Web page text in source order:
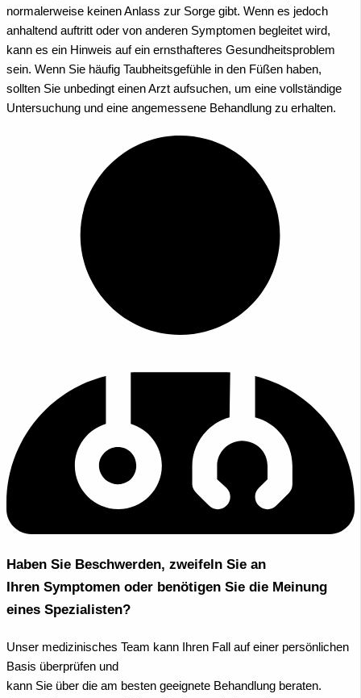
normalerweise keinen Anlass zur Sorge gibt. Wenn es jedoch
anhaltend auftritt oder von anderen Symptomen begleitet wird,
kann es ein Hinweis auf ein ernsthafteres Gesundheitsproblem
sein. Wenn Sie häufig Taubheitsgefühle in den Füßen haben,
sollten Sie unbedingt einen Arzt aufsuchen, um eine vollständige
Untersuchung und eine angemessene Behandlung zu erhalten.
Haben Sie Beschwerden, zweifeln Sie an
Ihren Symptomen oder benötigen Sie die Meinung
eines Spezialisten?
Unser medizinisches Team kann Ihren Fall auf einer persönlichen
Basis überprüfen und
kann Sie über die am besten geeignete Behandlung beraten.